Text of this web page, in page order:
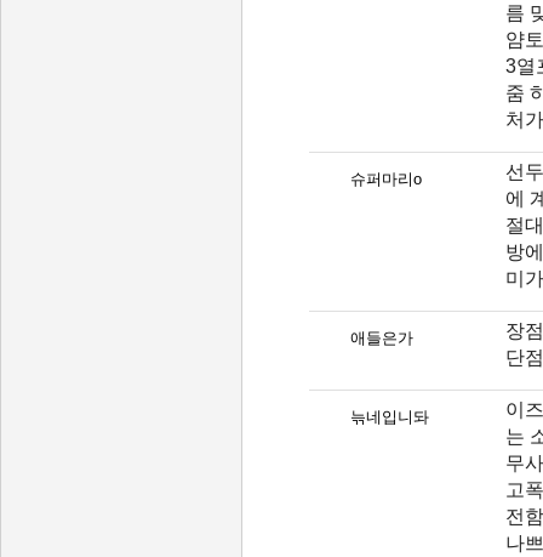
름
얌
3열
줌
처
슈퍼마리o
선
에
절
방
미
애들은가
장
단
늒네입니돠
이
는
무
고
전
나